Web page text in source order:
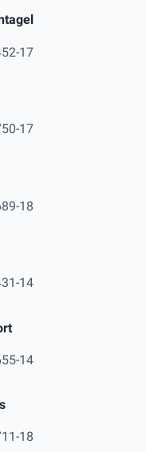
17
17
18
14
14
18